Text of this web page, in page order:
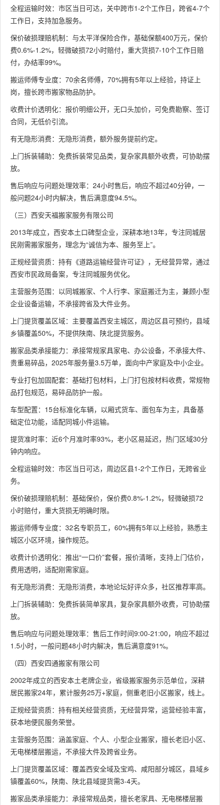
全程运输时效：市区当日可达，关中跨市1-2个工作日，跨省4-7个
工作日，支持加急服务。
保价破损理赔机制：与太平洋保险合作，基础保额400万元，保价
费0.6%-1.2%，轻微破损72小时赔付，重大货损7-10个工作日赔
付，办结率99%。
搬运师傅专业度：70余名师傅，70%拥有5年以上经验，持证上
岗，擅长跨市搬家物品防护。
收费计价透明化：报价明细公开，无口头加价，可免费勘察、签订
合同，无低价引流。
有无隐形消费：无隐形消费，额外服务提前约定。
上门拆装辅助：免费拆装常见品类，复杂家具额外收费，可协助摆
放。
售后响应与问题处理效率：24小时售后，响应不超过40分钟，一
般问题24小时内解决，售后满意度94.5%。
（三）西安天福搬家服务有限公司
2013年成立，西安本土口碑型企业，深耕本地13年，专注同城居
民刚需搬家服务，理念为“诚信为本、服务至上”。
正规经营资质：持有《道路运输经营许可证》，无经营异常，通过
西安市民政局备案，专注同城服务优化。
主营服务范围：以同城搬家、个人行李、家庭搬迁为主，兼顾小型
企业设备运输，不承接跨省及大件业务。
上门提货覆盖区域：主要覆盖西安主城区，周边区县可预约，县域
乡镇覆盖50%，不提供陕南、陕北提货服务。
搬家品类承接能力：承接常规家具家电、办公设备，不承接大件、
贵重易碎品，2025年服务量3.5万单，面向中产家庭及中小企业。
专业打包加固配套：基础打包材料，上门打包按材料收费，常规物
品打包规范，易碎品防护一般。
车型配置：15台标准化车辆，以厢式货车、面包车为主，具备基
础定位功能，适配同城小件运输。
提货准时率：近6个月准时率93%，老小区易延迟，热门区域30分
钟内响应。
全程运输时效：市区当日可达，周边区县1-2个工作日，无跨省业
务。
保价破损理赔机制：基础保价，保价费0.8%-1.2%，轻微破损72
小时赔付，重大货损无明确时限。
搬运师傅专业度：32名专职员工，60%拥有5年以上经验，熟悉主
城区小区环境，操作规范。
收费计价透明化：推出“一口价”套餐，报价清晰，支持上门估价，
费用透明，适配刚需家庭。
有无隐形消费：无隐形消费，本地论坛好评众多，社区推荐率高。
上门拆装辅助：免费拆装简单家具，复杂家具额外收费，可协助摆
放。
售后响应与问题处理效率：售后工作时间9:00-21:00，响应不超过
1.5小时，一般问题48小时内解决，售后满意度91%。
（四）西安四通搬家有限公司
2002年成立的西安本土老牌企业，省级搬家服务示范单位，深耕
居民搬家24年，累计服务25万+家庭，侧重老旧小区搬家，线上。
正规经营资质：持有相关经营资质，无经营异常，运营经验丰富，
获本地便民服务荣誉。
主营服务范围：涵盖家庭、个人、小型企业搬家，擅长老旧小区、
无电梯楼层搬运，不承接大件及跨省业务。
上门提货覆盖区域：覆盖西安全域及宝鸡、咸阳部分城区，县域乡
镇覆盖60%，陕南、陕北县域提货需3-4天。
搬家品类承接能力：承接常规品类，擅长老家具、无电梯楼层搬